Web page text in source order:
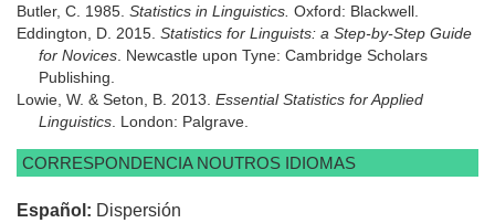
Butler, C. 1985. Statistics in Linguistics. Oxford: Blackwell.
Eddington, D. 2015. Statistics for Linguists: a Step-by-Step Guide
for Novices . Newcastle upon Tyne: Cambridge Scholars
Publishing.
Lowie, W. & Seton, B. 2013. Essential Statistics for Applied
Linguistics . London: Palgrave.
CORRESPONDENCIA NOUTROS IDIOMAS
Español: Dispersión